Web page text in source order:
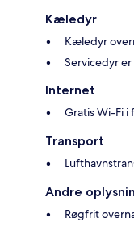
Kæledyr
Kæledyr
Servicedyr
Internet
Gratis Wi-Fi
Transport
Andre
Røgfrit